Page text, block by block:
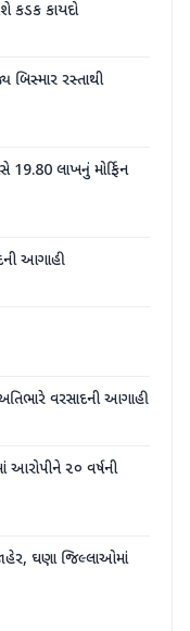
કડક કાયદો
બિસ્માર રસ્તાથી
લાખનું મોર્ફિન
આગાહી
વરસાદની આગાહી
આરોપીને ૨૦ વર્ષની
ઘણા જિલ્લાઓમાં